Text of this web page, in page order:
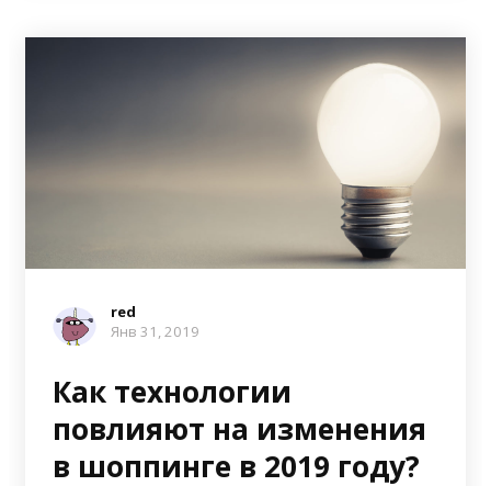
red
Янв 31, 2019
Как технологии
повлияют на изменения
в шоппинге в 2019 году?